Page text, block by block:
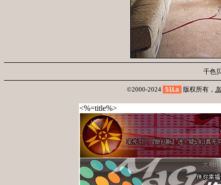
千色
©2000-2024 51La 版权所有，